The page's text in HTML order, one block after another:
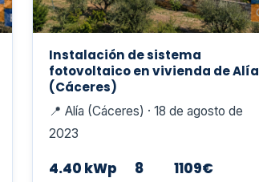
Instalación de sistema
fotovoltaico en vivienda de Alía
(Cáceres)
📍 Alía (Cáceres) · 18 de agosto de
2023
4.40 kWp 8 1109€